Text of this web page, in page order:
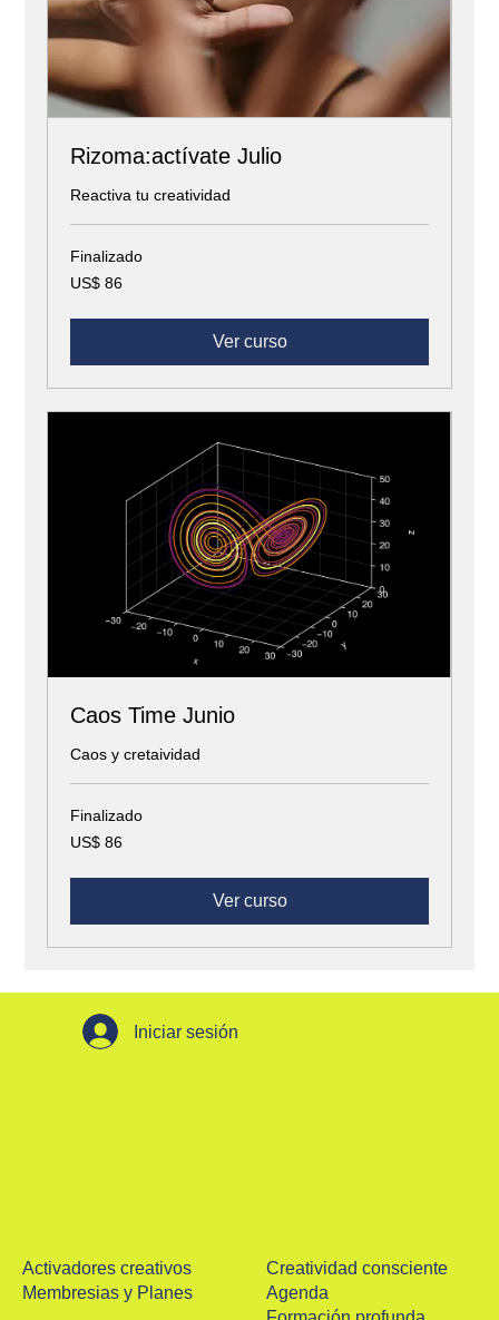
Rizoma:actívate Julio
Reactiva tu creatividad
Finalizado
86
dólares
US$ 86
Ver curso
Caos Time Junio
Caos y cretaividad
Finalizado
86
dólares
US$ 86
Ver curso
Iniciar sesión
Creatividad consciente
Agenda
Activadores creativos
Membresias y Planes